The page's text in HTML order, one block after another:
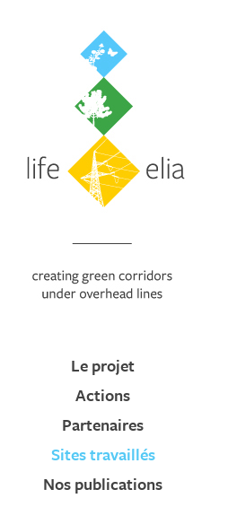
Le projet
Actions
Partenaires
Sites travaillés
Nos publications